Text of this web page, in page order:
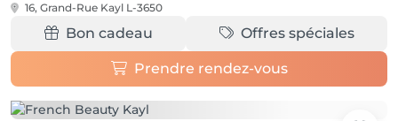
16, Grand-Rue Kayl L-3650
Bon cadeau Offres spéciales
Prendre rendez-vous